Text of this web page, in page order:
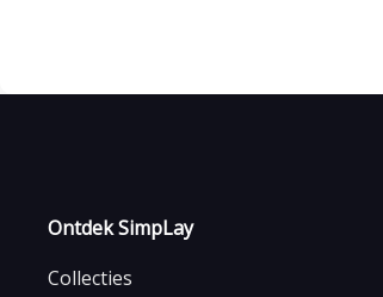
Ontdek SimpLay
Collecties